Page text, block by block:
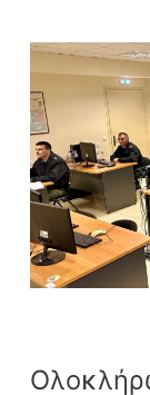
Ολοκλήρωση
Σχολείου
Ασφαλείας
Πληροφοριακών
Συστημάτων
&
Δικτύων
Υ
(Β΄